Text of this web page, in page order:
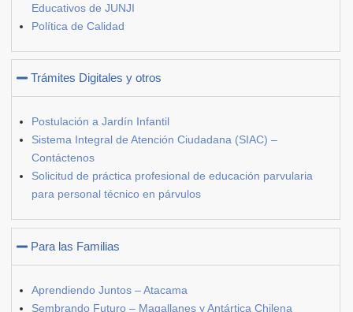
Educativos de JUNJI
Política de Calidad
Trámites Digitales y otros
Postulación a Jardín Infantil
Sistema Integral de Atención Ciudadana (SIAC) –
Contáctenos
Solicitud de práctica profesional de educación parvularia
para personal técnico en párvulos
Para las Familias
Aprendiendo Juntos – Atacama
Sembrando Futuro – Magallanes y Antártica Chilena